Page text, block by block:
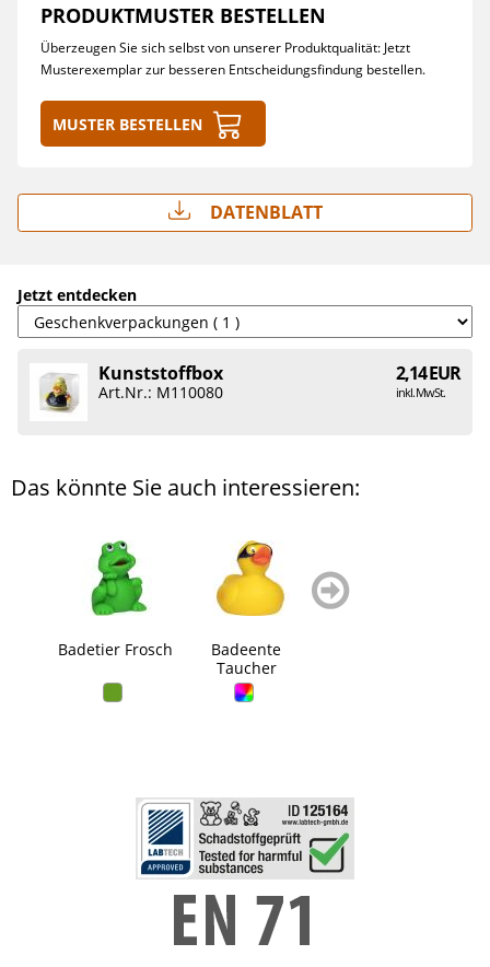
PRODUKTMUSTER BESTELLEN
Überzeugen Sie sich selbst von unserer Produktqualität: Jetzt
Musterexemplar zur besseren Entscheidungsfindung bestellen.
Muster bestellen
Datenblatt
Jetzt entdecken
Kunststoffbox 2,14 EUR
inkl. MwSt.
Art.Nr.: M110080
Das könnte Sie auch interessieren:
Badetier Frosch
Badeente
Taucher
weiter
blättern